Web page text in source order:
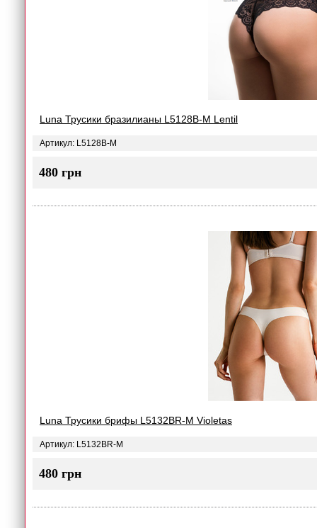
Luna Трусики бразилианы L5128B-M Lentil
Артикул: L5128B-M
480 грн
Luna Трусики брифы L5132BR-M Violetas
Артикул: L5132BR-M
480 грн